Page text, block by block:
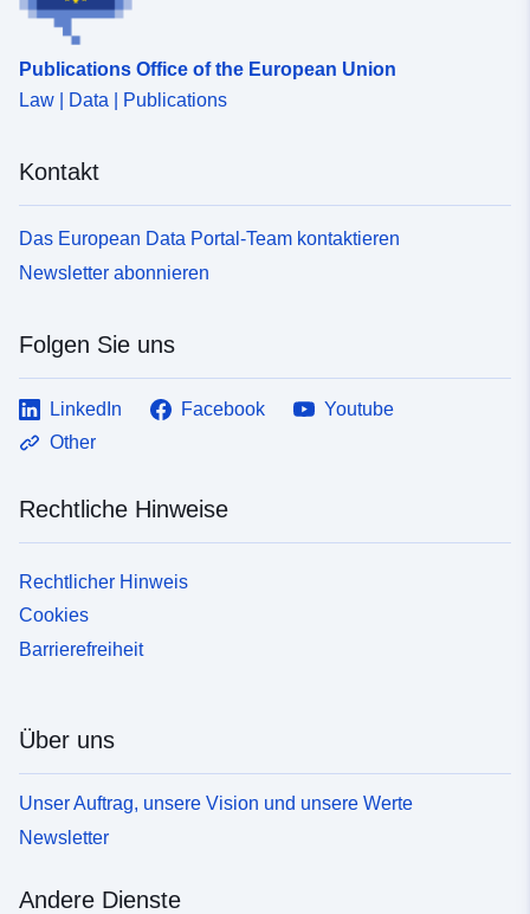
Publications Office of the European Union
Law | Data | Publications
Kontakt
Das European Data Portal-Team kontaktieren
Newsletter abonnieren
Folgen Sie uns
LinkedIn Facebook
Youtube
Other
Rechtliche Hinweise
Rechtlicher Hinweis
Cookies
Barrierefreiheit
Über uns
Unser Auftrag, unsere Vision und unsere Werte
Newsletter
Andere Dienste